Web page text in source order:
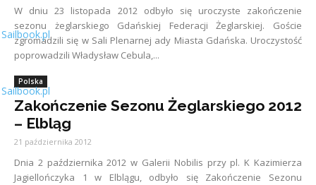
Sailbook.pl
W dniu 23 listopada 2012 odbyło się uroczyste zakończenie
sezonu żeglarskiego Gdańskiej Federacji Żeglarskiej. Goście
zgromadzili się w Sali Plenarnej ady Miasta Gdańska. Uroczystość
poprowadzili Władysław Cebula,...
Polska
Zakończenie Sezonu Żeglarskiego 2012
– Elbląg
21 października 2012
Dnia 2 października 2012 w Galerii Nobilis przy pl. K Kazimierza
Jagiellończyka 1 w Elblągu, odbyło się Zakończenie Sezonu